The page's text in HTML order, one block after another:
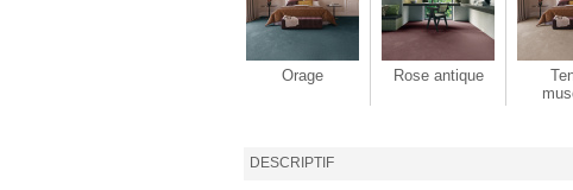
Orage Rose antique
DESCRIPTIF